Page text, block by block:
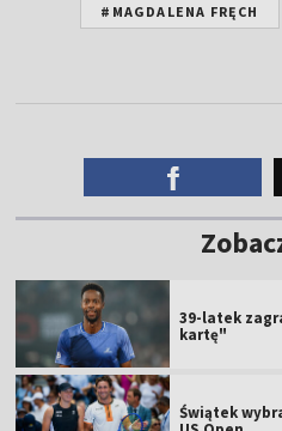
#MAGDALENA FRĘCH
39-latek
kartę"
Świątek